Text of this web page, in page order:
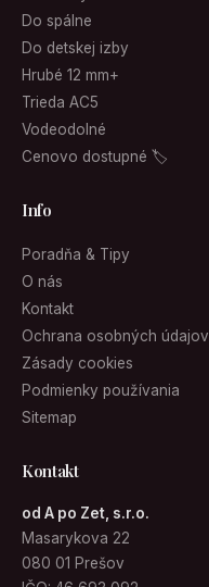
Do spálne
Do detskej izby
Hrubé 12 mm+
Trieda AC5
Vodeodolné
Cenovo dostupné 🏷
Info
Poradňa & Tipy
O nás
Kontakt
Ochrana osobných údajov
Zásady cookies
Podmienky používania
Sitemap
Kontakt
od A po Zet, s.r.o.
Masarykova 22
080 01 Prešov